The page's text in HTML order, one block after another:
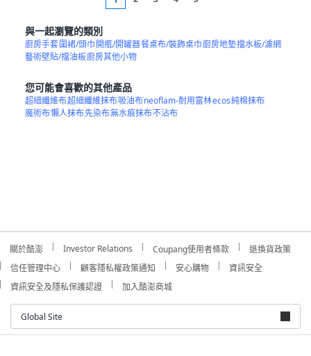
與一起瀏覽的類別
廚房手套圍裙/頭巾開瓶/開罐器餐桌布/裝飾桌巾廚房地墊擋水板/濾網
藝術壁貼/擋油板廚房其他小物
您可能會喜歡的其他產品
超細纖維布超細纖維抹布吸油布neoflam-耐用富林ecos純棉抹布
魔術布懶人抹布先染布無水痕抹布不沾布
關於酷澎 Investor Relations Coupang使用者條款
退換貨政策
信任管理中心
顧客隱私權政策通知 安心購物
資訊安全
資訊安全及隱私保護認證
加入酷澎商城
Global Site